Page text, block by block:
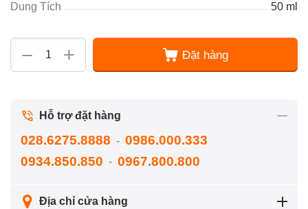
Dung Tích 50 ml
+
− Đặt hàng
Hỗ trợ đặt hàng
028.6275.8888 - 0986.000.333
0934.850.850 - 0967.800.800
Địa chỉ cửa hàng